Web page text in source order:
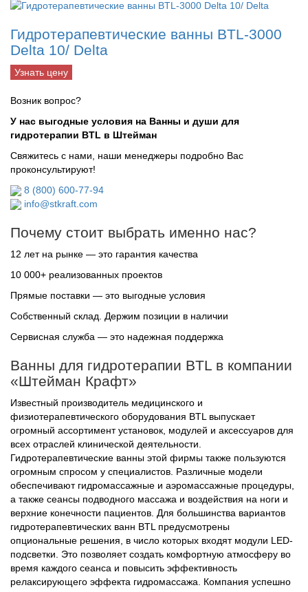
Гидротерапевтические ванны BTL-3000
Delta 10/ Delta
Узнать цену
Возник вопрос?
У нас выгодные условия на Ванны и души для
гидротерапии BTL в Штейман
Свяжитесь с нами, наши менеджеры подробно Вас
проконсультируют!
8 (800) 600-77-94
info@stkraft.com
Почему стоит выбрать именно нас?
12 лет на рынке — это гарантия качества
10 000+ реализованных проектов
Прямые поставки — это выгодные условия
Собственный склад. Держим позиции в наличии
Сервисная служба — это надежная поддержка
Ванны для гидротерапии BTL в компании
«Штейман Крафт»
Известный производитель медицинского и
физиотерапевтического оборудования BTL выпускает
огромный ассортимент установок, модулей и аксессуаров для
всех отраслей клинической деятельности.
Гидротерапевтические ванны этой фирмы также пользуются
огромным спросом у специалистов. Различные модели
обеспечивают гидромассажные и аэромассажные процедуры,
а также сеансы подводного массажа и воздействия на ноги и
верхние конечности пациентов. Для большинства вариантов
гидротерапевтических ванн BTL предусмотрены
опциональные решения, в число которых входят модули LED-
подсветки. Это позволяет создать комфортную атмосферу во
время каждого сеанса и повысить эффективность
релаксирующего эффекта гидромассажа. Компания успешно